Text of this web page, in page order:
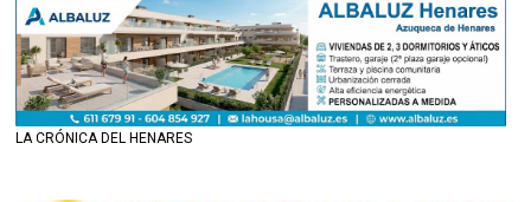
LA CRÓNICA DEL HENARES